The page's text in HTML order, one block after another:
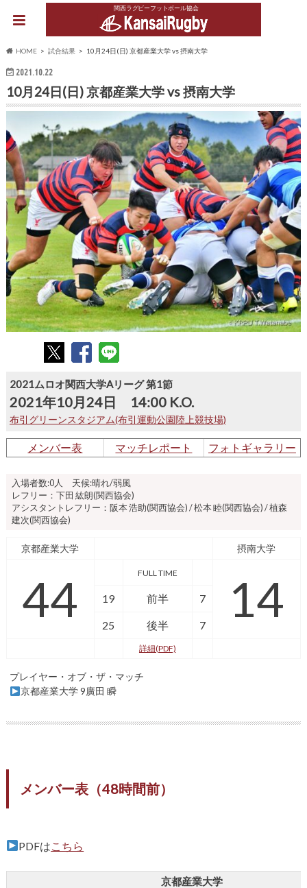
関西ラグビーフットボール協会
HOME 試合結果 10月24日(日) 京都産業大学 vs 摂南大学
2021.10.22
10月24日(日) 京都産業大学 vs 摂南大学
2021ムロオ関西大学Aリーグ 第1節
2021年10月24日 14:00 K.O.
布引グリーンスタジアム(布引運動公園陸上競技場)
メンバー表 マッチレポート フォトギャラリー
入場者数:0人 天候:晴れ/弱風
レフリー：下田 紘朗(関西協会)
アシスタントレフリー：阪本 浩助(関西協会) / 松本 睦(関西協会) / 植森
建次(関西協会)
京都産業大学 摂南大学
44 FULL TIME 14
19 前半 7
25 後半 7
詳細(PDF)
プレイヤー・オブ・ザ・マッチ
京都産業大学 9廣田 瞬
メンバー表（48時間前）
PDFは こちら
京都産業大学